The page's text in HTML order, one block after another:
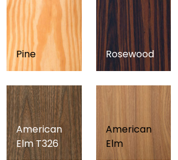
Pine Rosewood
American
Elm T326
American
Elm